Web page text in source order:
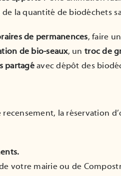
la quantité de biodéchets
de permanences, faire
de bio-seaux, un troc de
partagéavec dépôt des
recensement, la réservation
votre mairie ou de